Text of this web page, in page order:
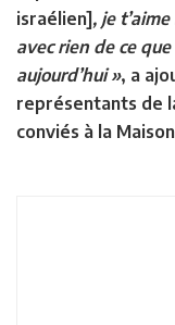
israélien], je
avec rien de ce
aujourd’hui », a
représentants de
conviés à la